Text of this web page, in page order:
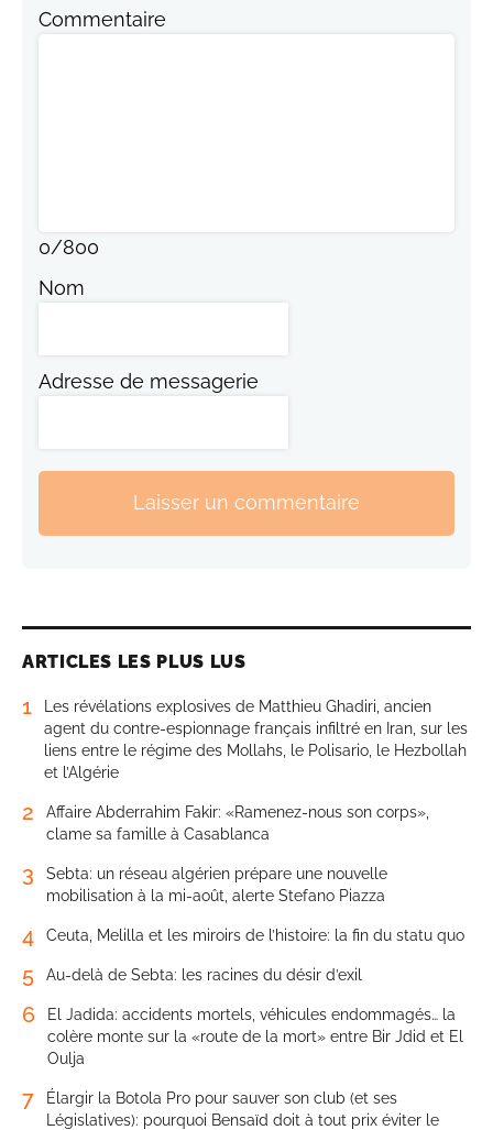
Commentaire
0/800
Nom
Adresse de messagerie
Laisser un commentaire
ARTICLES LES PLUS LUS
1
Les révélations explosives de Matthieu Ghadiri, ancien
agent du contre-espionnage français infiltré en Iran, sur les
liens entre le régime des Mollahs, le Polisario, le Hezbollah
et l’Algérie
2
Affaire Abderrahim Fakir: «Ramenez-nous son corps»,
clame sa famille à Casablanca
3
Sebta: un réseau algérien prépare une nouvelle
mobilisation à la mi-août, alerte Stefano Piazza
4 Ceuta, Melilla et les miroirs de l’histoire: la fin du statu quo
5 Au-delà de Sebta: les racines du désir d’exil
6
El Jadida: accidents mortels, véhicules endommagés… la
colère monte sur la «route de la mort» entre Bir Jdid et El
Oulja
7
Élargir la Botola Pro pour sauver son club (et ses
Législatives): pourquoi Bensaïd doit à tout prix éviter le